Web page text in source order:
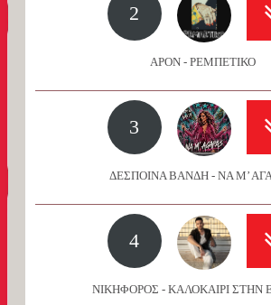
2
APON - ΡΕΜΠΕΤΙΚΟ
3
ΔΕΣΠΟΙΝΑ ΒΑΝΔΗ - ΝΑ Μ’
4
ΝΙΚΗΦΟΡΟΣ - ΚΑΛΟΚΑΙΡΙ ΣΤΗΝ